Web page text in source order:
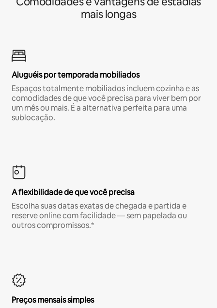
mais longas
Aluguéis por temporada mobiliados
Espaços totalmente mobiliados incluem cozinha e as
comodidades de que você precisa para viver bem por
um mês ou mais. É a alternativa perfeita para uma
sublocação.
A flexibilidade de que você precisa
Escolha suas datas exatas de chegada e partida e
reserve online com facilidade — sem papelada ou
outros compromissos.*
Preços mensais simples